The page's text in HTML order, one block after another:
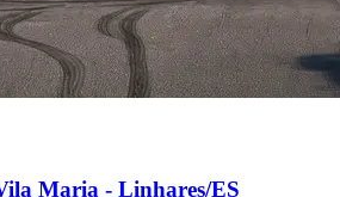
Maria - Linhares/ES